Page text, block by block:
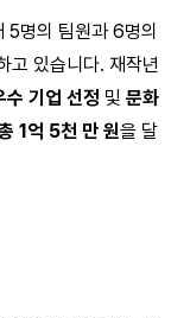
5명의 팀원과 6명의
고 있습니다. 재작년
기업 선정 및 문화
1억 5천 만 원을 달